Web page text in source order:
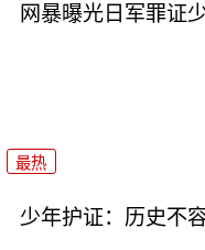
网暴曝光日军罪证
最热
少年护证：历史不